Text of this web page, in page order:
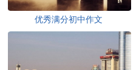
优秀满分初中作文